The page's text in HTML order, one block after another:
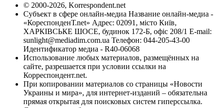
© 2000-2026, Korrespondent.net
Субъект в сфере онлайн-медиа Название онлайн-медиа -
«КореспонденТ.net» Адрес: 02091, місто Київ,
ХАРКІВСЬКЕ ШОСЕ, будинок 172-Б, офіс 208/1 E-mail:
sunlight@mediadim.com.ua Телефон: 044-205-43-00
Идентификатор медиа - R40-06068
Использование любых материалов, размещённых на
сайте, разрешается при условии ссылки на
Корреспондент.net.
При копировании материалов со страницы «Новости
Украины и мира», для интернет-изданий – обязательна
прямая открытая для поисковых систем гиперссылка.